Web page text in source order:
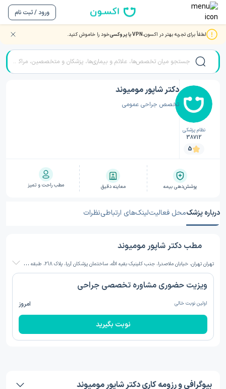
ورود / ثبت نام
لطفاً برای تجربه بهتر در اکسون،VPN یا پروکسی خود را خاموش کنید. صفحه اصلی/دکتر جراح عمومی/دکتر جراح عمومی تهران /دکتر شاپور مومیوند
نظام پزشکی
38712
5
دکتر شاپور مومیوند
تخصص جراحی عمومی
پوشش‌دهی بیمه معاینه دقیق مطب راحت و تمیز
درباره پزشکمحل فعالیتلینک‌های ارتباطینظرات
مطب دکتر شاپور مومیوند
ت
هران تهران، خیابان ملاصدرا، جنب کلینیک بقیه الله، ساختمان پزشکان آریا، پلاک 218، طبقه 2، واحد7
ویزیت حضوری مشاوره تخصصی جراحی
اولین نوبت خالی امروز
نوبت بگیرید
بیوگرافی و رزومه کاری دکتر شاپور مومیوند